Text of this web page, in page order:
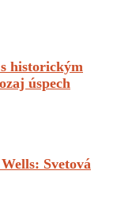
historickým
úspech
Svetová